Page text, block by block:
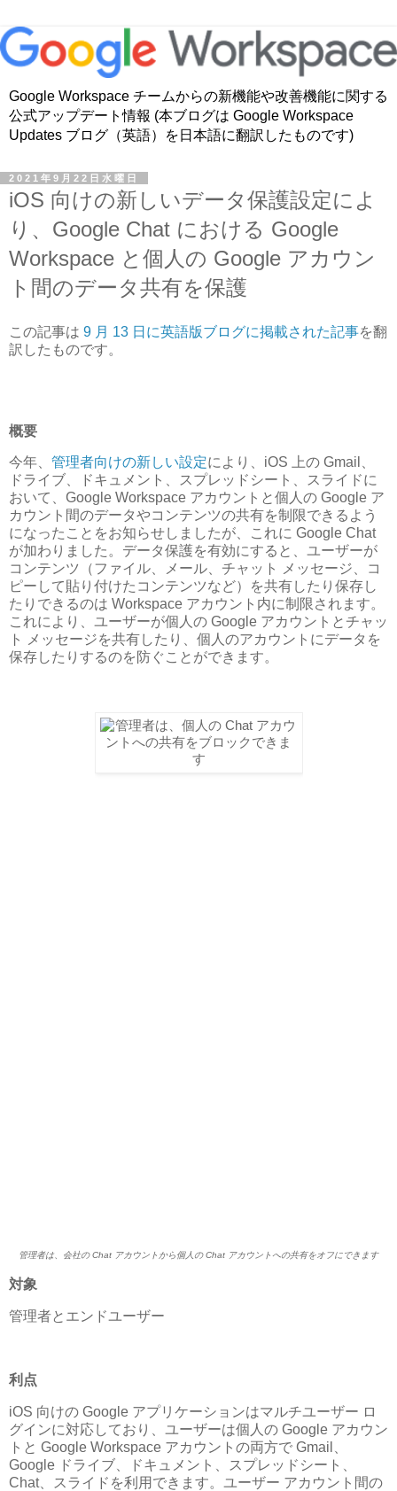
Google Workspace チームからの新機能や改善機能に関する
公式アップデート情報 (本ブログは Google Workspace
Updates ブログ（英語）を日本語に翻訳したものです)
2021年9月22日水曜日
iOS 向けの新しいデータ保護設定によ
り、Google Chat における Google
Workspace と個人の Google アカウン
ト間のデータ共有を保護
この記事は 9 月 13 日に英語版ブログに掲載された記事を翻
訳したものです。
概要
今年、 管理者向けの新しい設定により、iOS 上の Gmail、
ドライブ、ドキュメント、スプレッドシート、スライドに
おいて、Google Workspace アカウントと個人の Google ア
カウント間のデータやコンテンツの共有を制限できるよう
になったことをお知らせしましたが、これに Google Chat
が加わりました。データ保護を有効にすると、ユーザーが
コンテンツ（ファイル、メール、チャット メッセージ、コ
ピーして貼り付けたコンテンツなど）を共有したり保存し
たりできるのは Workspace アカウント内に制限されます。
これにより、ユーザーが個人の Google アカウントとチャッ
ト メッセージを共有したり、個人のアカウントにデータを
保存したりするのを防ぐことができます。
管理者は、会社の Chat アカウントから個人の Chat アカウントへの共有をオフにできます
対象
管理者とエンドユーザー
利点
iOS 向けの Google アプリケーションはマルチユーザー ロ
グインに対応しており、ユーザーは個人の Google アカウン
トと Google Workspace アカウントの両方で Gmail、
Google ドライブ、ドキュメント、スプレッドシート、
Chat、スライドを利用できます。ユーザー アカウント間の